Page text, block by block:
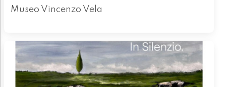
Museo Vincenzo Vela